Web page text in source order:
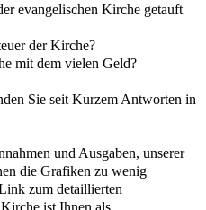
evangelischen Kirche getauft
der Kirche?
mit dem vielen Geld?
Sie seit Kurzem Antworten in
und Ausgaben, unserer
die Grafiken zu wenig
zum detaillierten
ist Ihnen als